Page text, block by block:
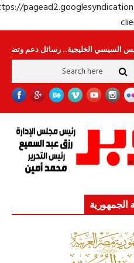
https://
الخليجية.. رسائل دعم وتضامن للأشقاء